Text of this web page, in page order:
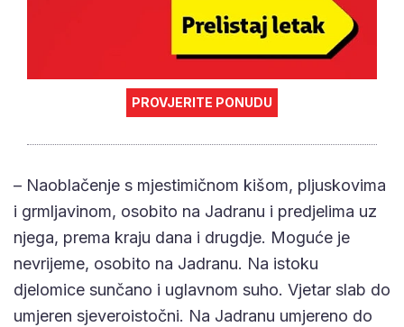
PROVJERITE PONUDU
– Naoblačenje s mjestimičnom kišom, pljuskovima
i grmljavinom, osobito na Jadranu i predjelima uz
njega, prema kraju dana i drugdje. Moguće je
nevrijeme, osobito na Jadranu. Na istoku
djelomice sunčano i uglavnom suho. Vjetar slab do
umjeren sjeveroistočni. Na Jadranu umjereno do